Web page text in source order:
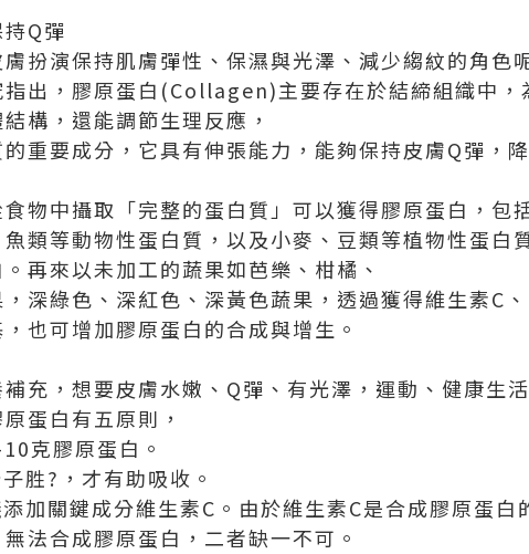
Q彈
扮演保持肌膚彈性、保濕與光澤、減少縐紋的角色
出，膠原蛋白(Collagen)主要存在於結締組織中，
構，還能調節生理反應，
重要成分，它具有伸張能力，能夠保持皮膚Q彈，
物中攝取「完整的蛋白質」可以獲得膠原蛋白，包
類等動物性蛋白質，以及小麥、豆類等植物性蛋白
再來以未加工的蔬果如芭樂、柑橘、
深綠色、深紅色、深黃色蔬果，透過獲得維生素C
也可增加膠原蛋白的合成與增生。
充，想要皮膚水嫩、Q彈、有光澤，運動、健康生
蛋白有五原則，
克膠原蛋白。
胜?，才有助吸收。
加關鍵成分維生素C。由於維生素C是合成膠原蛋白
法合成膠原蛋白，二者缺一不可。